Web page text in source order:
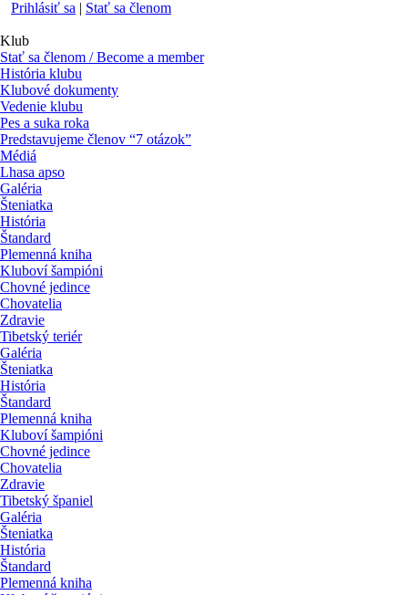
Prihlásiť sa | Stať sa členom
Klub
Stať sa členom / Become a member
História klubu
Klubové dokumenty
Vedenie klubu
Pes a suka roka
Predstavujeme členov “7 otázok”
Médiá
Lhasa apso
Galéria
Šteniatka
História
Štandard
Plemenná kniha
Kluboví šampióni
Chovné jedince
Chovatelia
Zdravie
Tibetský teriér
Galéria
Šteniatka
História
Štandard
Plemenná kniha
Kluboví šampióni
Chovné jedince
Chovatelia
Zdravie
Tibetský španiel
Galéria
Šteniatka
História
Štandard
Plemenná kniha